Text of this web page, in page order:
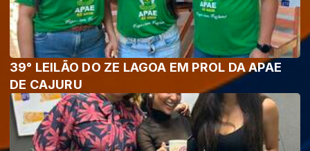
39° LEILÃO DO ZE LAGOA EM PROL DA APAE
DE CAJURU